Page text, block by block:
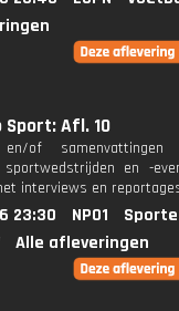
Sport: Afl. 10
en/of
en -
interviews en
23:30 NPO1
Alle afleveringen